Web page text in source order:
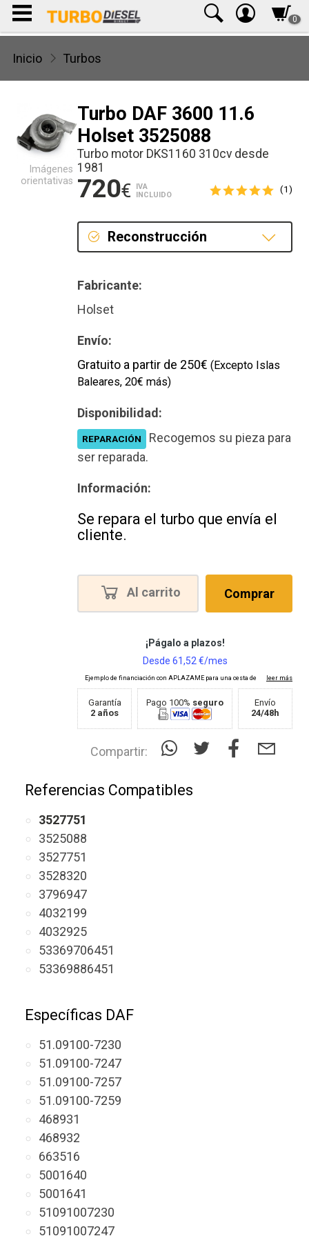
0
Inicio Turbos
Turbo DAF 3600 11.6
Holset 3525088
Turbo motor DKS1160 310cv desde
1981
720€
IVA
INCLUIDO
(1)
Reconstrucción
Fabricante:
Holset
Envío:
Gratuito a partir de 250€ (Excepto Islas
Baleares, 20€ más)
Disponibilidad:
REPARACIÓN
Recogemos su pieza para
ser reparada.
Información:
Se repara el turbo que envía el
cliente.
Al carrito Comprar
Garantía
2 años
Pago 100% seguro
Envío
24/48h
Compartir:
Imágenes
orientativas
Referencias Compatibles
3527751
3525088
3527751
3528320
3796947
4032199
4032925
53369706451
53369886451
Específicas DAF
51.09100-7230
51.09100-7247
51.09100-7257
51.09100-7259
468931
468932
663516
5001640
5001641
51091007230
51091007247